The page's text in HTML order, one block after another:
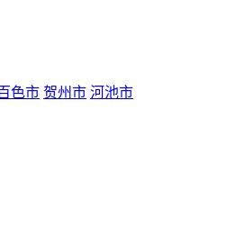
色市 贺州市 河池市